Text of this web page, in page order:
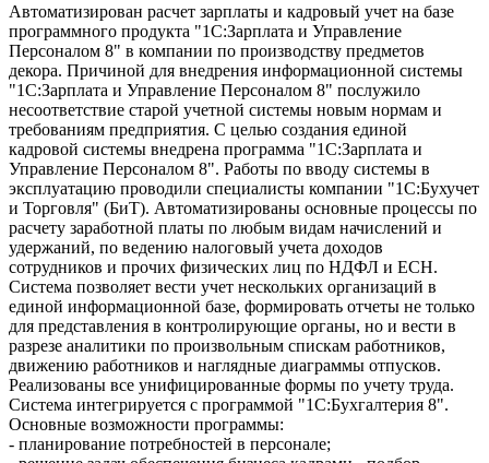
Автоматизирован расчет зарплаты и кадровый учет на базе
программного продукта "1С:Зарплата и Управление
Персоналом 8" в компании по производству предметов
декора. Причиной для внедрения информационной системы
"1С:Зарплата и Управление Персоналом 8" послужило
несоответствие старой учетной системы новым нормам и
требованиям предприятия. С целью создания единой
кадровой системы внедрена программа "1С:Зарплата и
Управление Персоналом 8". Работы по вводу системы в
эксплуатацию проводили специалисты компании "1С:Бухучет
и Торговля" (БиТ). Автоматизированы основные процессы по
расчету заработной платы по любым видам начислений и
удержаний, по ведению налоговый учета доходов
сотрудников и прочих физических лиц по НДФЛ и ЕСН.
Система позволяет вести учет нескольких организаций в
единой информационной базе, формировать отчеты не только
для представления в контролирующие органы, но и вести в
разрезе аналитики по произвольным спискам работников,
движению работников и наглядные диаграммы отпусков.
Реализованы все унифицированные формы по учету труда.
Система интегрируется с программой "1С:Бухгалтерия 8".
Основные возможности программы:
- планирование потребностей в персонале;